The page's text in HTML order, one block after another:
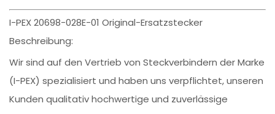
I-PEX 20698-028E-01 Original-Ersatzstecker
Beschreibung:
Wir sind auf den Vertrieb von Steckverbindern der Marke
(I-PEX) spezialisiert und haben uns verpflichtet, unseren
Kunden qualitativ hochwertige und zuverlässige